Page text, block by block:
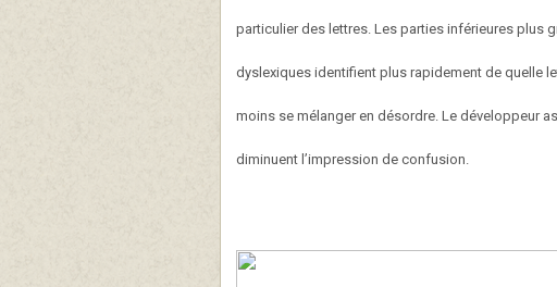
particulier des lettres. Les parties inférieures plus
dyslexiques identifient plus rapidement de quelle
moins se mélanger en désordre. Le développeur
diminuent l’impression de confusion.